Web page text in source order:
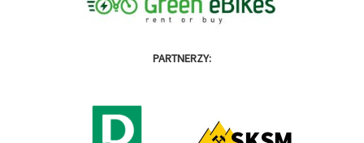
PARTNERZY: